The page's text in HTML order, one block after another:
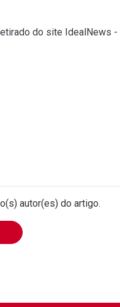
do site IdealNews -
autor(es) do artigo.